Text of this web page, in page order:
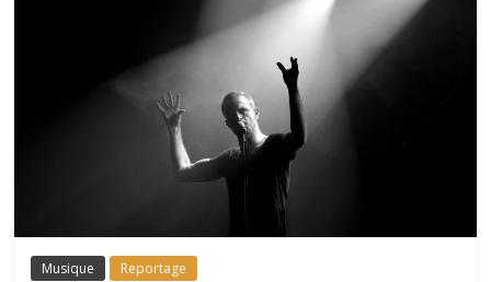
Musique Reportage